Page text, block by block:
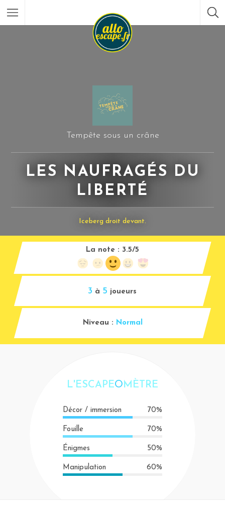
Tempête sous un crâne
LES NAUFRAGÉS DU
LIBERTÉ
Iceberg droit devant.
3 à 5 joueurs
La note : 3.5/5
Niveau : Normal
L'ESCAPEOMÈTRE
Décor / immersion 70%
Fouille 70%
Énigmes 50%
Manipulation 60%